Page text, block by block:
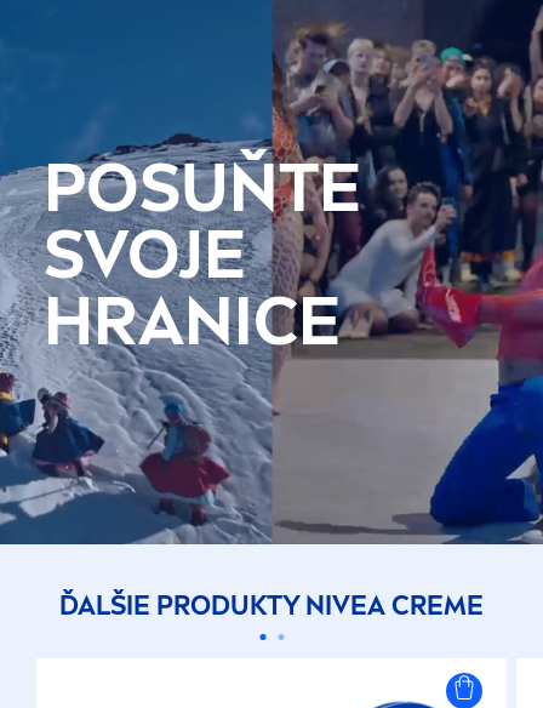
POSUŇTE
SVOJE
HRANICE
ĎALŠIE PRODUKTYNIVEACREME